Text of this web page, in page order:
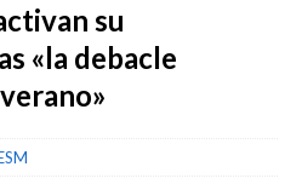
su
«la debacle